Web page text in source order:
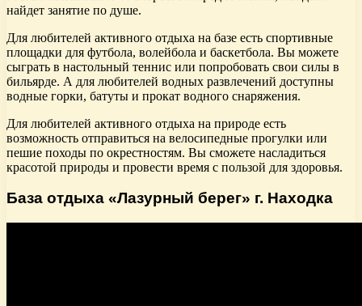
найдет занятие по душе.
Для любителей активного отдыха на базе есть спортивные
площадки для футбола, волейбола и баскетбола. Вы можете
сыграть в настольный теннис или попробовать свои силы в
бильярде. А для любителей водных развлечений доступны
водные горки, батуты и прокат водного снаряжения.
Для любителей активного отдыха на природе есть
возможность отправиться на велосипедные прогулки или
пешие походы по окрестностям. Вы сможете насладиться
красотой природы и провести время с пользой для здоровья.
База отдыха «Лазурный берег» г. Находка